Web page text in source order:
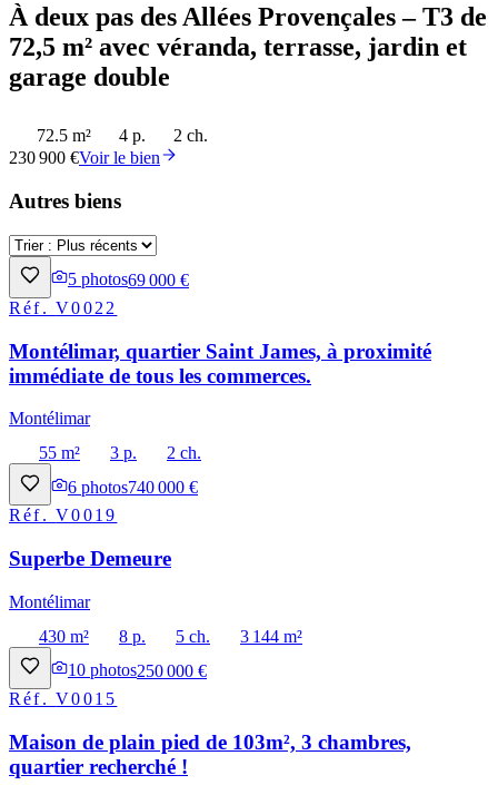
À deux pas des Allées Provençales – T3 de
72,5 m² avec véranda, terrasse, jardin et
garage double
72.5 m² 4 p.
2 ch.
230 900 €Voir le bien
Autres biens
5 photos69 000 €
Réf.V0022
Montélimar, quartier Saint James, à proximité
immédiate de tous les commerces.
Montélimar
55 m²
3 p.
2 ch.
6 photos740 000 €
Réf.V0019
Superbe Demeure
Montélimar
430 m²
8 p. 5 ch.
3 144 m²
10 photos250 000 €
Réf.V0015
Maison de plain pied de 103m², 3 chambres,
quartier recherché !